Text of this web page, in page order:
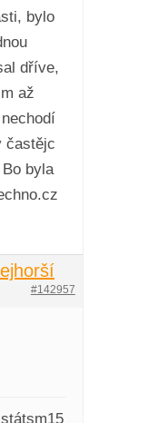
bylo
dříve,
až
častějc
byla
#142957